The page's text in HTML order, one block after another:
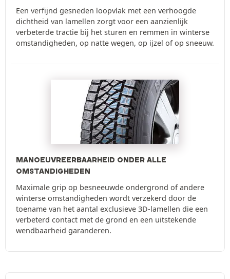
Een verfijnd gesneden loopvlak met een verhoogde
dichtheid van lamellen zorgt voor een aanzienlijk
verbeterde tractie bij het sturen en remmen in winterse
omstandigheden, op natte wegen, op ijzel of op sneeuw.
MANOEUVREERBAARHEID ONDER ALLE
OMSTANDIGHEDEN
Maximale grip op besneeuwde ondergrond of andere
winterse omstandigheden wordt verzekerd door de
toename van het aantal exclusieve 3D-lamellen die een
verbeterd contact met de grond en een uitstekende
wendbaarheid garanderen.